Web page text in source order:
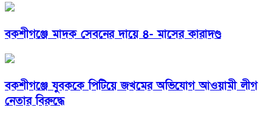
বকশীগঞ্জে মাদক সেবনের দায়ে ৪- মাসের কারাদণ্ড
বকশীগঞ্জে যুবককে পিটিয়ে জখমের অভিযোগ আওয়ামী লীগ
নেতার বিরুদ্ধে